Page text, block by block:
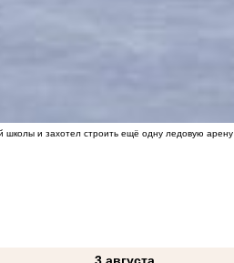
и захотел строить ещё одну ледовую арену